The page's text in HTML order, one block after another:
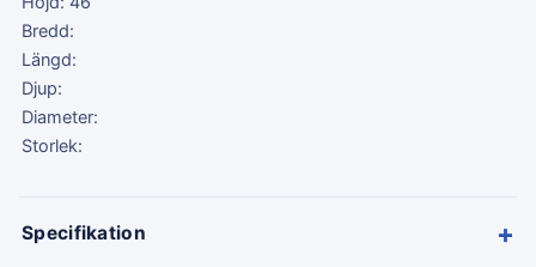
Bredd:
Längd:
Djup:
Diameter:
Storlek:
Specifikation +